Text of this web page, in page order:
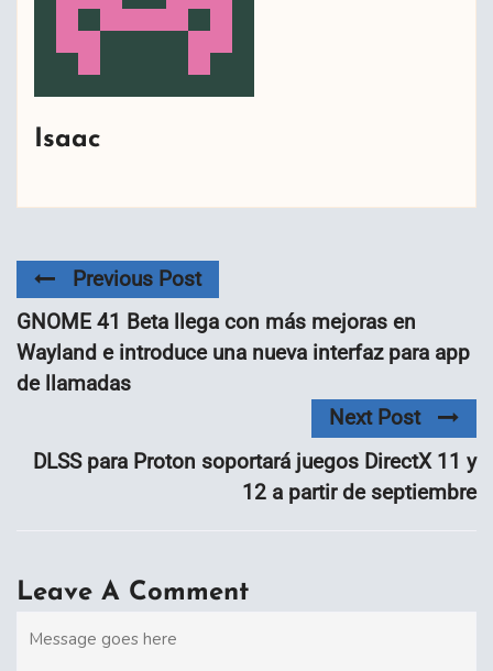
Isaac
Previous Post
GNOME 41 Beta llega con más mejoras en
Wayland e introduce una nueva interfaz para app
de llamadas
Next Post
DLSS para Proton soportará juegos DirectX 11 y
12 a partir de septiembre
Leave A Comment